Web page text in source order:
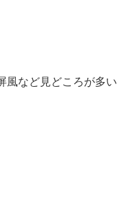
風など見どころが多い